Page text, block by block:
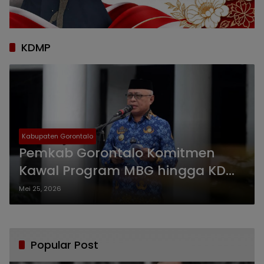
KDMP
Kabupaten Gorontalo
Pemkab Gorontalo Komitmen
Kawal Program MBG hingga KDMP
Presiden Prabowo
Mei 25, 2026
Popular Post